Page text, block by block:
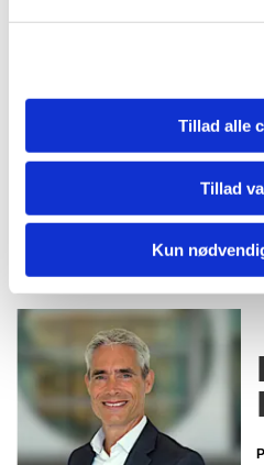
Tillad alle
Tillad
Kun
praktiske øvelser påhylden til